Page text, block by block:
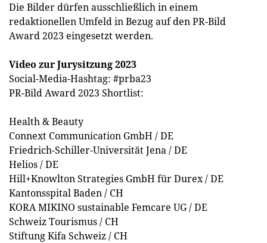
Die Bilder dürfen ausschließlich in einem
redaktionellen Umfeld in Bezug auf den PR-Bild
Award 2023 eingesetzt werden.
Video zur Jurysitzung 2023
Social-Media-Hashtag: #prba23
PR-Bild Award 2023 Shortlist:
Health & Beauty
Connext Communication GmbH / DE
Friedrich-Schiller-Universität Jena / DE
Helios / DE
Hill+Knowlton Strategies GmbH für Durex / DE
Kantonsspital Baden / CH
KORA MIKINO sustainable Femcare UG / DE
Schweiz Tourismus / CH
Stiftung Kifa Schweiz / CH